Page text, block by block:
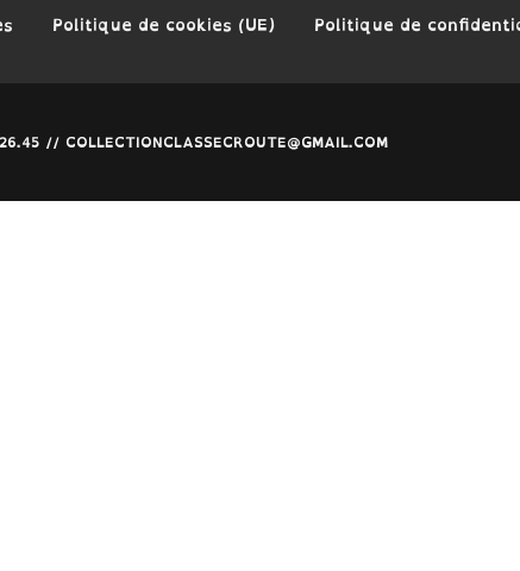
Politique de cookies (UE) Politique de
// COLLECTIONCLASSECROUTE@GMAIL.COM